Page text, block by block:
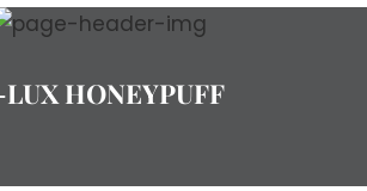
HONEYPUFF